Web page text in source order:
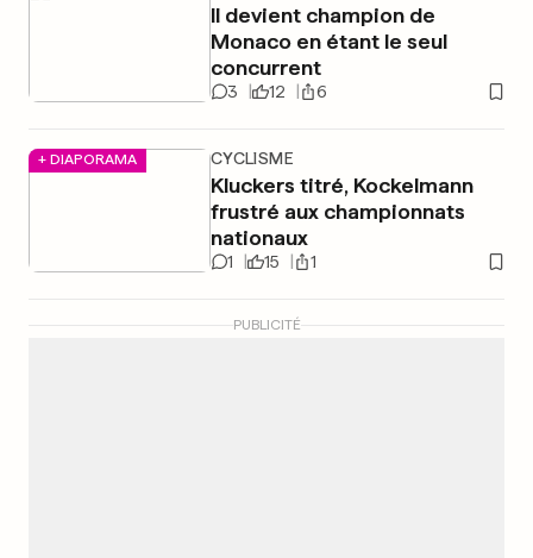
Il devient champion de
Monaco en étant le seul
concurrent
3 12 6
+ DIAPORAMA CYCLISME
Kluckers titré, Kockelmann
frustré aux championnats
nationaux
1 15 1
PUBLICITÉ